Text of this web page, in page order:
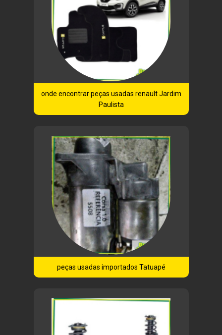
onde encontrar peças usadas renault Jardim
Paulista
peças usadas importados Tatuapé